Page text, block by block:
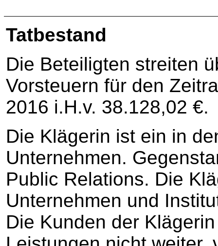
Tatbestand
Die Beteiligten streiten
Vorsteuern für den
2016 i.H.v. 38.128,02 €.
Die Klägerin ist ein in
Unternehmen.
Public Relations. Die
Unternehmen und
Die Kunden der